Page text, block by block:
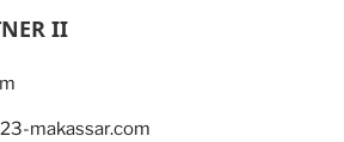
II
makassar.com